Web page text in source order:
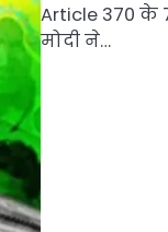
Article 370 के
मोदी ने…